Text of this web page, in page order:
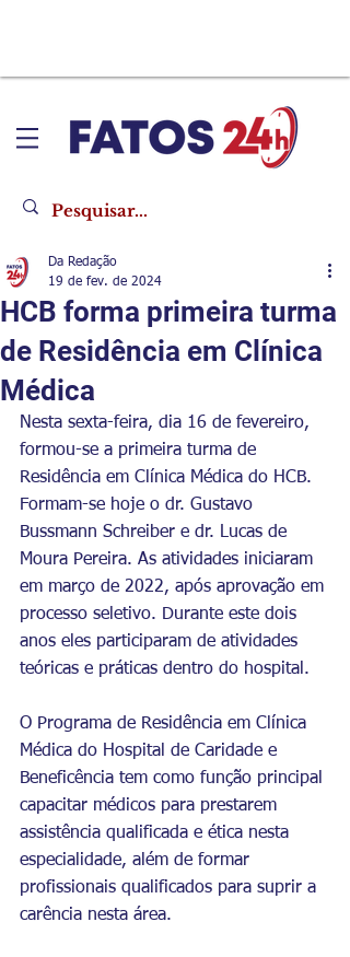
HCB forma primeira turma
de Residência em Clínica
Médica
Da Redação
19 de fev. de 2024
Nesta sexta-feira, dia 16 de fevereiro,
formou-se a primeira turma de
Residência em Clínica Médica do HCB.
Formam-se hoje o dr. Gustavo
Bussmann Schreiber e dr. Lucas de
Moura Pereira. As atividades iniciaram
em março de 2022, após aprovação em
processo seletivo. Durante este dois
anos eles participaram de atividades
teóricas e práticas dentro do hospital.
O Programa de Residência em Clínica
Médica do Hospital de Caridade e
Beneficência tem como função principal
capacitar médicos para prestarem
assistência qualificada e ética nesta
especialidade, além de formar
profissionais qualificados para suprir a
carência nesta área.